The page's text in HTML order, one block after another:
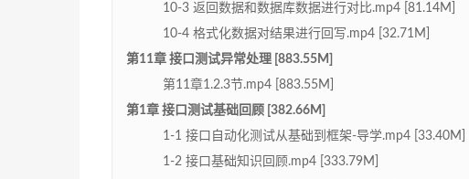
10-3 返回数据和数据库数据进行对比.mp4 [81.14M]
10-4 格式化数据对结果进行回写.mp4 [32.71M]
第11章 接口测试异常处理 [883.55M]
第11章1.2.3节.mp4 [883.55M]
第1章 接口测试基础回顾 [382.66M]
1-1 接口自动化测试从基础到框架-导学.mp4 [33.40M]
1-2 接口基础知识回顾.mp4 [333.79M]